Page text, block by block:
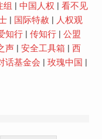
组 中国人权
看不见
| 国际特赦
人权观
知行| 传知行| 公盟
声| 安全工具箱
西
话基金会 玫瑰中国